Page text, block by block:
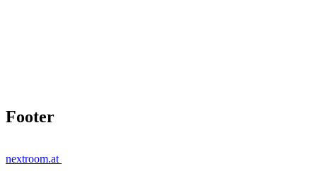
Footer
nextroom.at